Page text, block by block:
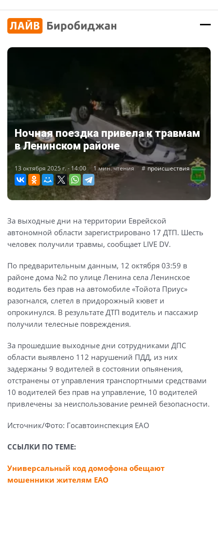
Ночная поездка привела к травмам
в Ленинском районе
13 октября 2025 г. - 14:00 1 мин. чтения происшествия
За выходные дни на территории Еврейской
автономной области зарегистрировано 17 ДТП. Шесть
человек получили травмы, сообщает LIVE DV.
По предварительным данным, 12 октября 03:59 в
районе дома №2 по улице Ленина села Ленинское
водитель без прав на автомобиле «Тойота Приус»
разогнался, слетел в придорожный кювет и
опрокинулся. В результате ДТП водитель и пассажир
получили телесные повреждения.
За прошедшие выходные дни сотрудниками ДПС
области выявлено 112 нарушений ПДД, из них
задержаны 9 водителей в состоянии опьянения,
отстранены от управления транспортными средствами
10 водителей без прав на управление, 10 водителей
привлечены за неиспользование ремней безопасности.
Источник/Фото: Госавтоинспекция ЕАО
ССЫЛКИ ПО ТЕМЕ:
Универсальный код домофона обещают
мошенники жителям ЕАО